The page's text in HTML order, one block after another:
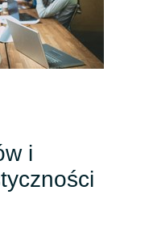
i